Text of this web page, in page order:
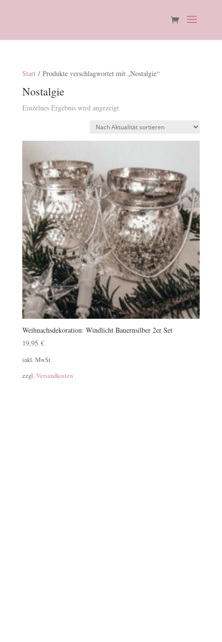
Start/ Produkte verschlagwortet mit „Nostalgie“
Nostalgie
Einzelnes Ergebnis wird angezeigt
Weihnachsdekoration: Windlicht Bauernsilber 2er Set
19,95 €
inkl. MwSt.
zzgl. Versandkosten